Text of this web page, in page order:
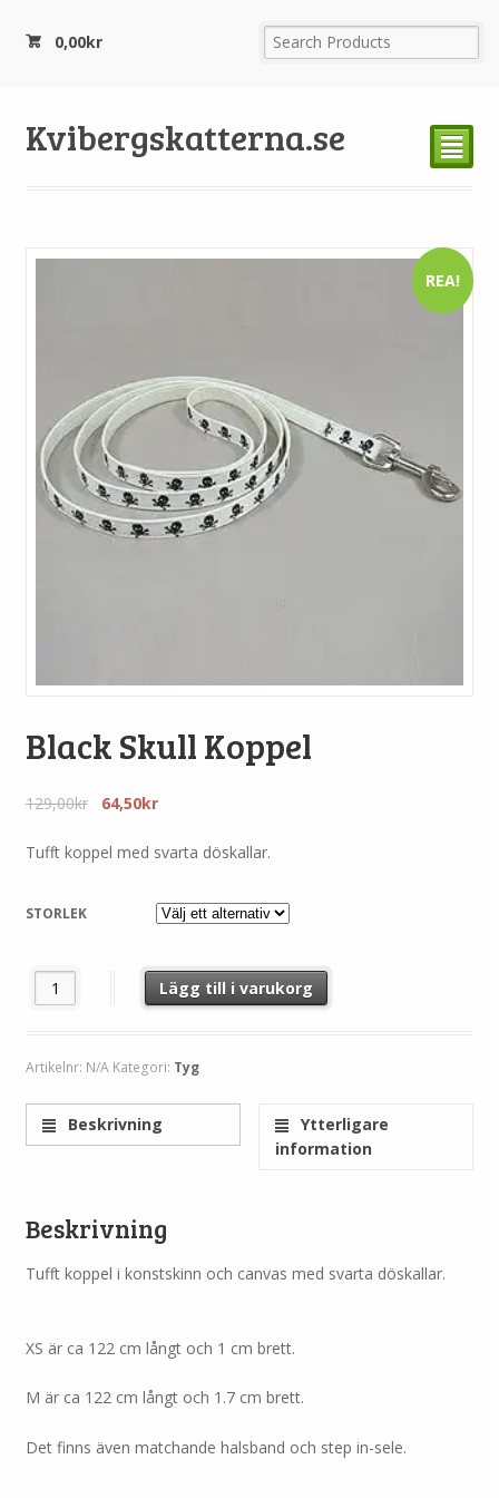
0,00kr
Kvibergskatterna.se ²
REA!
Black Skull Koppel
129,00kr
Det
priset
129,00kr.
64,50krDet
priset
64,50kr.
Tufft koppel med svarta döskallar.
STORLEK
Black Skull Koppel mängdLägg till i varukorg
Artikelnr: N/A Kategori: Tyg
Beskrivning
Ytterligare
information
Beskrivning
Tufft koppel i konstskinn och canvas med svarta döskallar.
XS är ca 122 cm långt och 1 cm brett.
M är ca 122 cm långt och 1.7 cm brett.
Det finns även matchande halsband och step in-sele.